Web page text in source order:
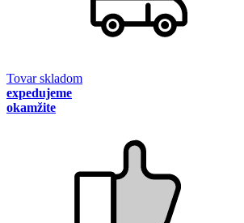
Tovar skladom
expedujeme
okamžite